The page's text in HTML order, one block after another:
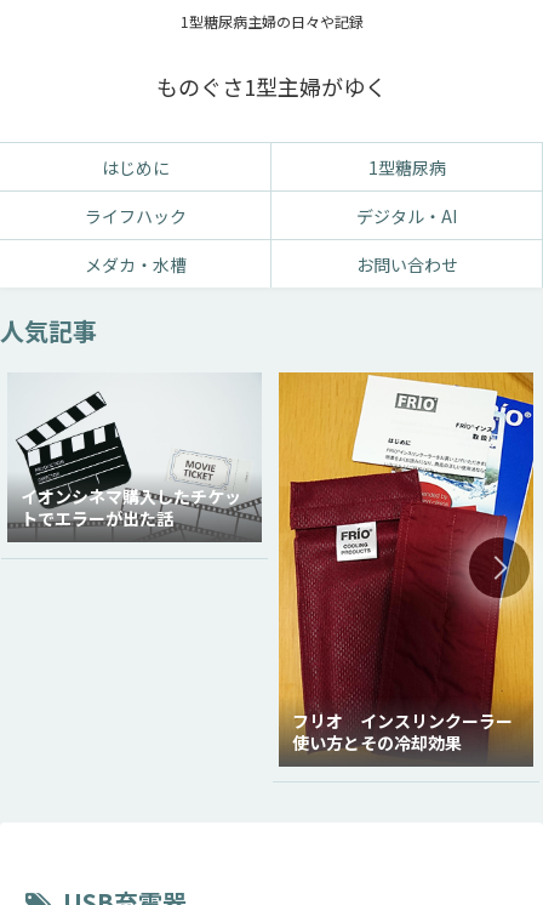
1型糖尿病主婦の日々や記録
ものぐさ1型主婦がゆく
はじめに
1型糖尿病
ライフハック
デジタル・AI
メダカ・水槽
お問い合わせ
人気記事
イオンシネマ購入したチケッ
トでエラーが出た話
フリオ インスリンクーラー
使い方とその冷却効果